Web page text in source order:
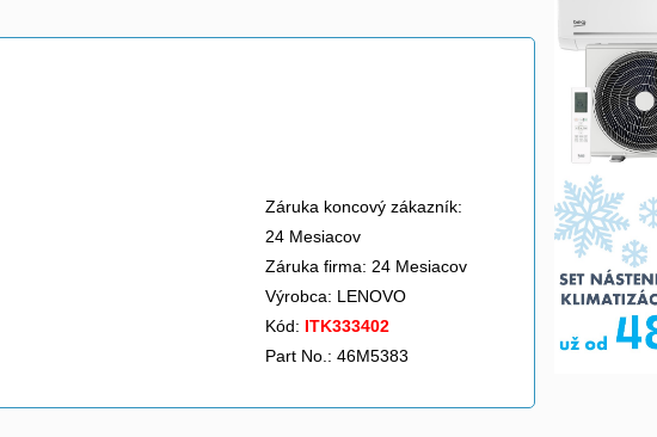
Záruka koncový zákazník:
24 Mesiacov
Záruka firma: 24 Mesiacov
Výrobca: LENOVO
Kód: ITK333402
Part No.: 46M5383